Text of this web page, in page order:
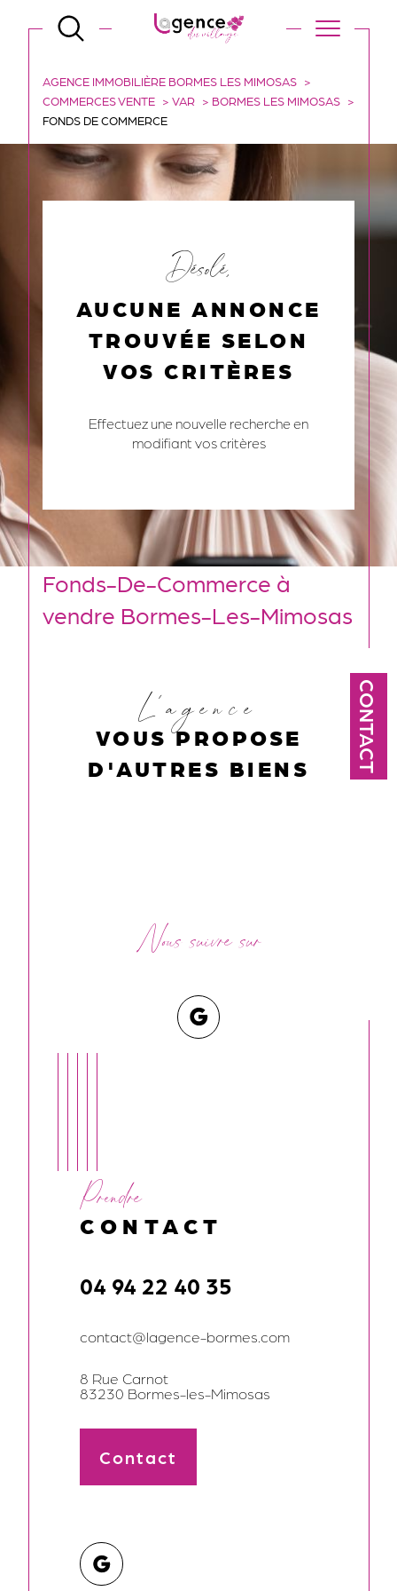
CONTACT
AGENCE IMMOBILIÈRE BORMES LES MIMOSAS
COMMERCES VENTE
VAR
BORMES LES MIMOSAS
FONDS DE COMMERCE
Désolé,
AUCUNE ANNONCE
TROUVÉE SELON
VOS CRITÈRES
Effectuez une nouvelle recherche en
modifiant vos critères
Fonds-De-Commerce à
vendre Bormes-Les-Mimosas
L'agence
VOUS PROPOSE
D'AUTRES BIENS
Nous suivre sur
Prendre
CONTACT
04 94 22 40 35
contact@lagence-bormes.com
8 Rue Carnot
83230 Bormes-les-Mimosas
Contact